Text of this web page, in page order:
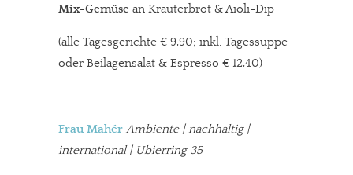
Mix-Gemüse an Kräuterbrot & Aioli-Dip
(alle Tagesgerichte € 9,90; inkl. Tagessuppe
oder Beilagensalat & Espresso € 12,40)
Frau Mahér Ambiente | nachhaltig |
international | Ubierring 35